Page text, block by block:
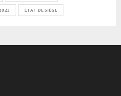
ÉTAT DE SIÈGE